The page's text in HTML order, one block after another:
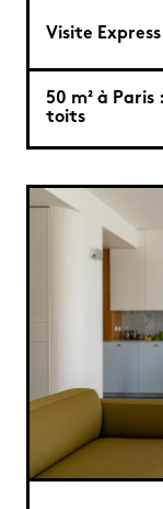
Visite Express
50 m² à Paris
toits